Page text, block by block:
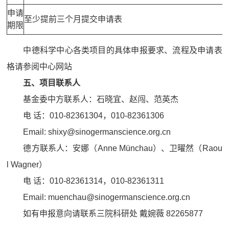
申请
期限
至少提前三个月提交申请表
中德科学中心各类项目的具体申报要求、流程及申请表
格请参阅中心网站
五、项目联系人
基金委中方联系人：石晓宜、赵闯、范英杰
电 话：010-82361304，010-82361306
Email: shixy@sinogermanscience.org.cn
德方联系人：安娜（Anne Münchau）、卫曜然（Raou
l Wagner）
电 话：010-82361314，010-82361311
Email: muenchau@sinogermanscience.org.cn
如有申报意向请联系三院科研处 戴婉薇 82265877